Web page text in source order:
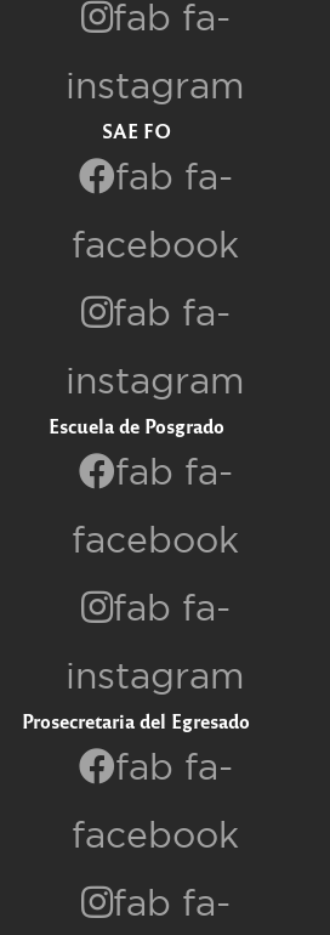
fab fa-
instagram
SAE FO
fab fa-
facebook
fab fa-
instagram
Escuela de Posgrado
fab fa-
facebook
fab fa-
instagram
Prosecretaria del Egresado
fab fa-
facebook
fab fa-